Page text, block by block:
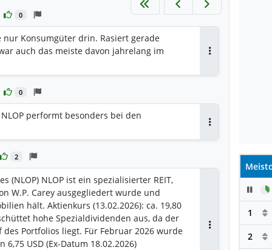
0
nur Konsumgüter drin. Rasiert gerade
auch das meiste davon jahrelang im
0
performt besonders bei den
2
(NLOP) NLOP ist ein spezialisierter REIT,
W.P. Carey ausgegliedert wurde und
hält. Aktienkurs (13.02.2026): ca. 19,80
hohe Spezialdividenden aus, da der
des Portfolios liegt. Für Februar 2026 wurde
USD (Ex-Datum 18.02.2026)
1
2